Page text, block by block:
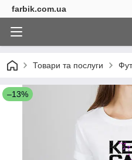
farbik.com.ua
Товари та послуги
–13%